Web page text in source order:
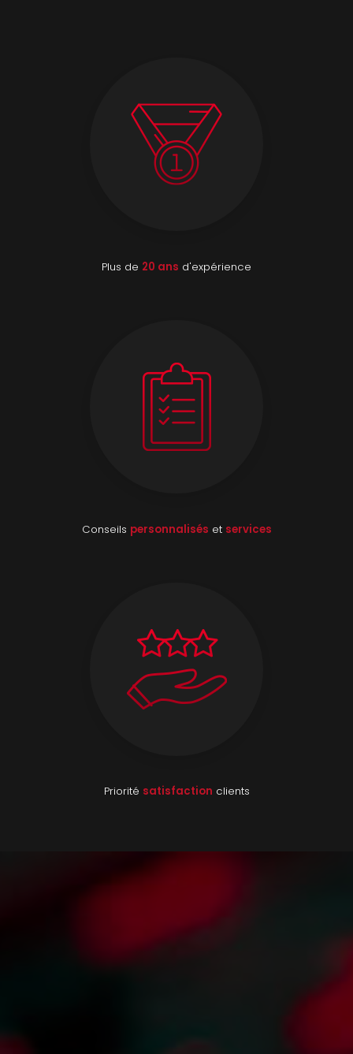
Plus de 20 ans d'expérience
Conseils personnalisés et services
Priorité satisfaction clients